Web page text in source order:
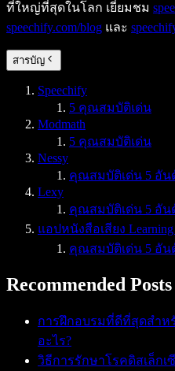
ที่ใหญ่ที่สุดในโลก เยี่ยมชม
speechify.com/blog และ
สารบัญ
Speechify
5 คุณสมบัติเด่น
Modmath
5 คุณสมบัติเด่น
Nessy
คุณสมบัติเด่น 5 อัน
Lexy
คุณสมบัติเด่น 5 อัน
แอปหนังสือเสียง
คุณสมบัติเด่น 5 อัน
Recommended Posts
การฝึกอบรมที่ดีที่สุดสำห
อะไร?
วิธีการรักษาโรคดิสเล็กเ